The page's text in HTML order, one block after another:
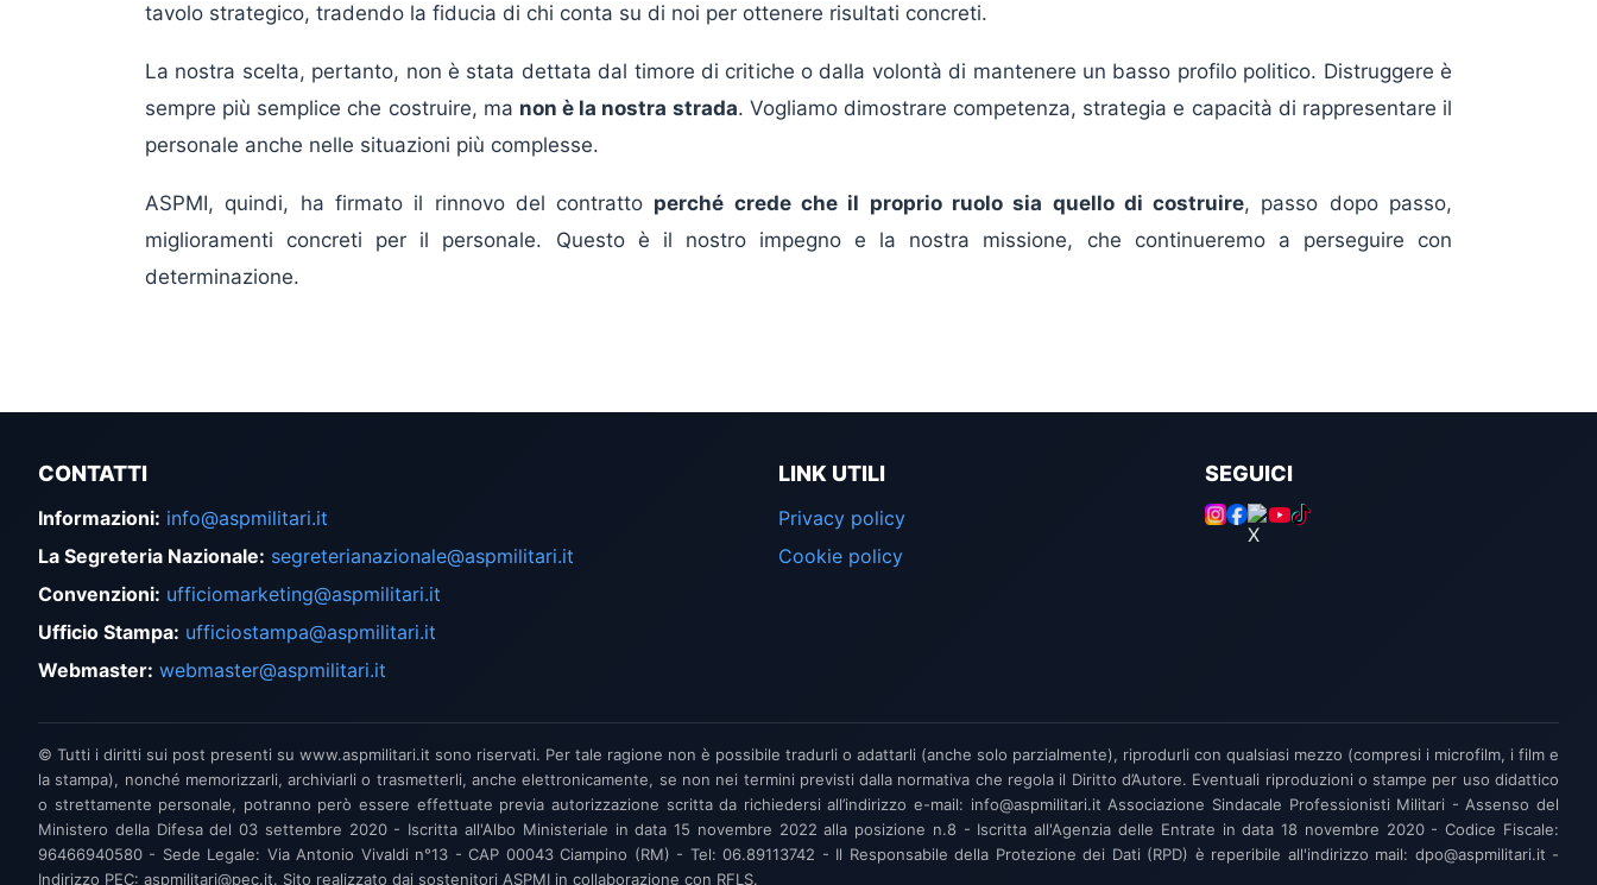
tavolo strategico, tradendo la fiducia di chi conta su di noi per ottenere risultati concreti.
La nostra scelta, pertanto, non è stata dettata dal timore di critiche o dalla volontà di mantenere un basso profilo politico. Distruggere è
sempre più semplice che costruire, ma non è la nostra strada. Vogliamo dimostrare competenza, strategia e capacità di rappresentare il
personale anche nelle situazioni più complesse.
ASPMI, quindi, ha firmato il rinnovo del contratto perché crede che il proprio ruolo sia quello di costruire, passo dopo passo,
miglioramenti concreti per il personale. Questo è il nostro impegno e la nostra missione, che continueremo a perseguire con
determinazione.
CONTATTI
Informazioni: info@aspmilitari.it
La Segreteria Nazionale: segreterianazionale@aspmilitari.it
Convenzioni: ufficiomarketing@aspmilitari.it
Ufficio Stampa: ufficiostampa@aspmilitari.it
Webmaster: webmaster@aspmilitari.it
LINK UTILI
Privacy policy
Cookie policy
SEGUICI
© Tutti i diritti sui post presenti su www.aspmilitari.it sono riservati. Per tale ragione non è possibile tradurli o adattarli (anche solo parzialmente), riprodurli con qualsiasi mezzo (compresi i microfilm, i film e
la stampa), nonché memorizzarli, archiviarli o trasmetterli, anche elettronicamente, se non nei termini previsti dalla normativa che regola il Diritto d’Autore. Eventuali riproduzioni o stampe per uso didattico
o strettamente personale, potranno però essere effettuate previa autorizzazione scritta da richiedersi all’indirizzo e-mail: info@aspmilitari.it Associazione Sindacale Professionisti Militari - Assenso del
Ministero della Difesa del 03 settembre 2020 - Iscritta all'Albo Ministeriale in data 15 novembre 2022 alla posizione n.8 - Iscritta all'Agenzia delle Entrate in data 18 novembre 2020 - Codice Fiscale:
96466940580 - Sede Legale: Via Antonio Vivaldi n°13 - CAP 00043 Ciampino (RM) - Tel: 06.89113742 - Il Responsabile della Protezione dei Dati (RPD) è reperibile all'indirizzo mail: dpo@aspmilitari.it -
Indirizzo PEC: aspmilitari@pec.it. Sito realizzato dai sostenitori ASPMI in collaborazione con RFLS.